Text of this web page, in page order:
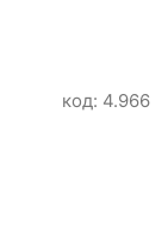
код: 4.966